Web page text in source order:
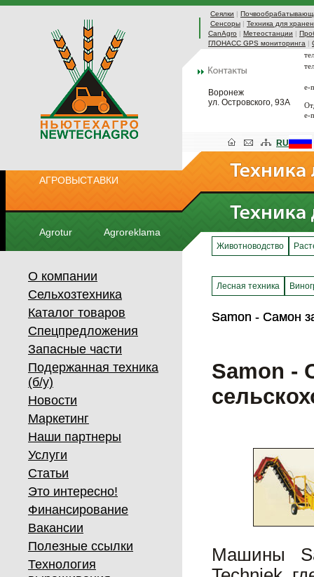
Сеялки |
Сенсоры | Техника для
CanAgro | Метеостанции |
ГЛОНАСС GPS мониторинга |
Воронеж
ул. Островского, 93А
e-
e-
АГРОВЫСТАВКИ
Agrotur Agroreklama
RU
О компании
Сельхозтехника
Каталог товаров
Спецпредложения
Запасные части
Подержанная техника
(б/у)
Новости
Маркетинг
Наши партнеры
Услуги
Статьи
Это интересно!
Финансирование
Вакансии
Полезные ссылки
Технология
Животноводство
Лесная техника
Samon - Самон
Samon - Самон
Samon -
Машины